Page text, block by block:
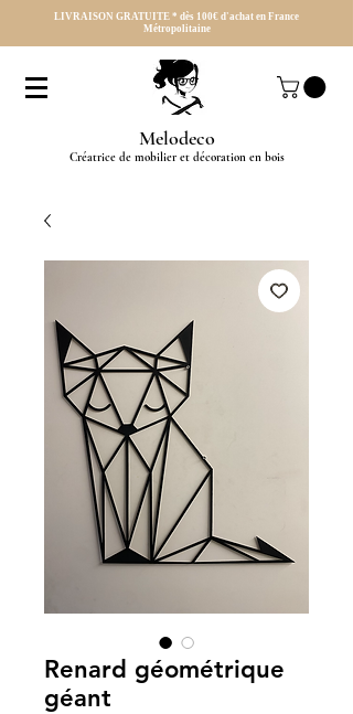
LIVRAISON GRATUITE * dès 100€ d'achat en France
Métropolitaine
Melodeco
Créatrice de mobilier et décoration en bois
Renard géométrique
géant